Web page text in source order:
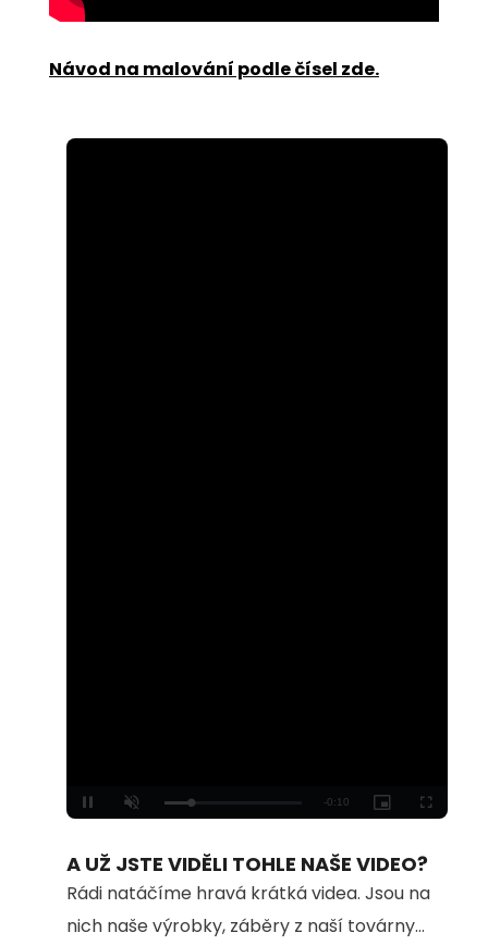
Návod na malování podle čísel zde.
Unmute
100.00%
A UŽ JSTE VIDĚLI TOHLE NAŠE VIDEO?
Rádi natáčíme hravá krátká videa. Jsou na
nich naše výrobky, záběry z naší továrny...